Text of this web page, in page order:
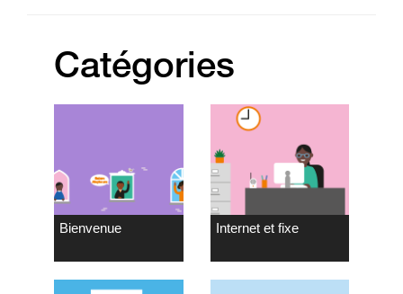
Catégories
Bienvenue Internet et fixe